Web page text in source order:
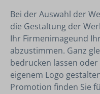
Bei der Auswahl der
die Gestaltung der
Ihr Firmenimageund
abzustimmen. Ganz
bedrucken lassen
eigenem Logo
Promotion finden Sie